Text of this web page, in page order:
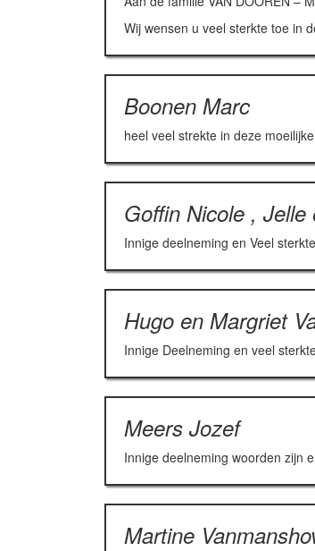
Wij wensen u veel sterkte toe in
Boonen Marc
heel veel strekte in deze
Goffin Nicole , Jelle
Innige deelneming en Veel
Hugo en Margriet
Innige Deelneming en veel
Meers Jozef
Innige deelneming woorden zijn
Martine